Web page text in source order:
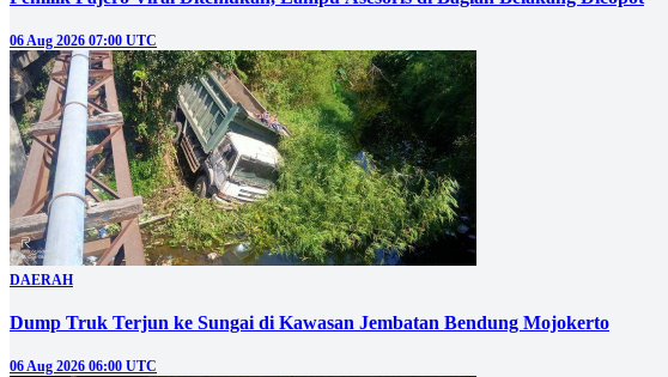
06 Aug 2026 07:00 UTC
DAERAH
Dump Truk Terjun ke Sungai di Kawasan Jembatan Bendung Mojokerto
06 Aug 2026 06:00 UTC